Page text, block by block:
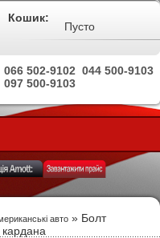
044 500-9103
066 502-9102
097 500-9103
Кошик:
Пусто
авто » Болт